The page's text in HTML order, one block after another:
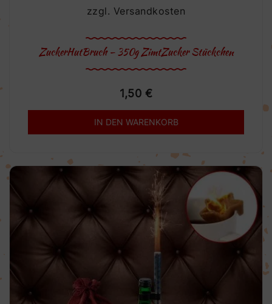
zzgl. Versandkosten
ZuckerHutBruch – 350g ZimtZucker Stückchen
1,50 €
IN DEN WARENKORB